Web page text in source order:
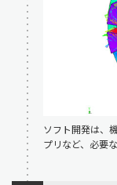
ソフト開発は、
プリなど、必要